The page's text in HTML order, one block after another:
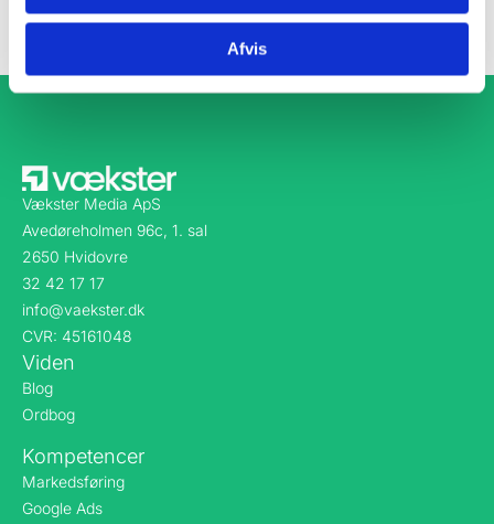
Afvis
Vækster Media ApS
Avedøreholmen 96c, 1. sal
2650 Hvidovre
32 42 17 17
info@vaekster.dk
CVR: 45161048
Viden
Blog
Ordbog
Kompetencer
Markedsføring
Google Ads